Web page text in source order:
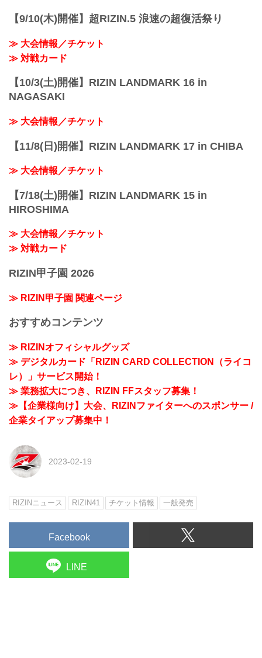
央体育館）
Osaka Metro中央線「朝潮橋」 2A出口す
【9/10(木)開催】超RIZIN.5 浪速の超復活祭り
≫ 大会情報／チケット
≫ 対戦カード
【10/3(土)開催】RIZIN LANDMARK 16 in
NAGASAKI
≫ 大会情報／チケット
【11/8(日)開催】RIZIN LANDMARK 17 in CHIBA
≫ 大会情報／チケット
【7/18(土)開催】RIZIN LANDMARK 15 in
HIROSHIMA
≫ 大会情報／チケット
≫ 対戦カード
RIZIN甲子園 2026
≫ RIZIN甲子園 関連ページ
おすすめコンテンツ
≫ RIZINオフィシャルグッズ
≫ デジタルカード「RIZIN CARD COLLECTION（ライコ
レ）」サービス開始！
≫ 業務拡大につき、RIZIN FFスタッフ募集！
≫【企業様向け】大会、RIZINファイターへのスポンサー /
企業タイアップ募集中！
2023-02-19
RIZINニュース RIZIN41 チケット情報 一般発売
Facebook
LINE